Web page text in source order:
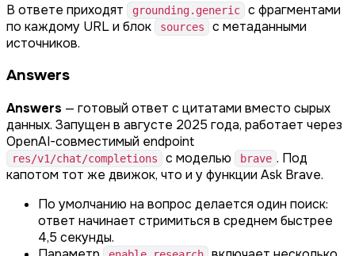
В ответе приходят
grounding.generic
с фрагментами
по каждому URL и блок
sources
с метаданными
источников.
Answers
Answers — готовый ответ с цитатами вместо сырых
данных. Запущен в августе 2025 года, работает через
OpenAI-совместимый endpoint
res/v1/chat/completions с моделью brave . Под
капотом тот же движок, что и у функции Ask Brave.
По умолчанию на вопрос делается один поиск:
ответ начинает стримиться в среднем быстрее
4,5 секунды.